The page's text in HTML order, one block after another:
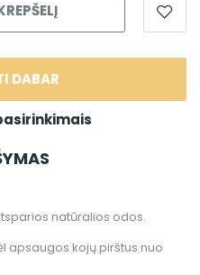
DABAR
natūralios odos.
apsaugos kojų pirštus nuo